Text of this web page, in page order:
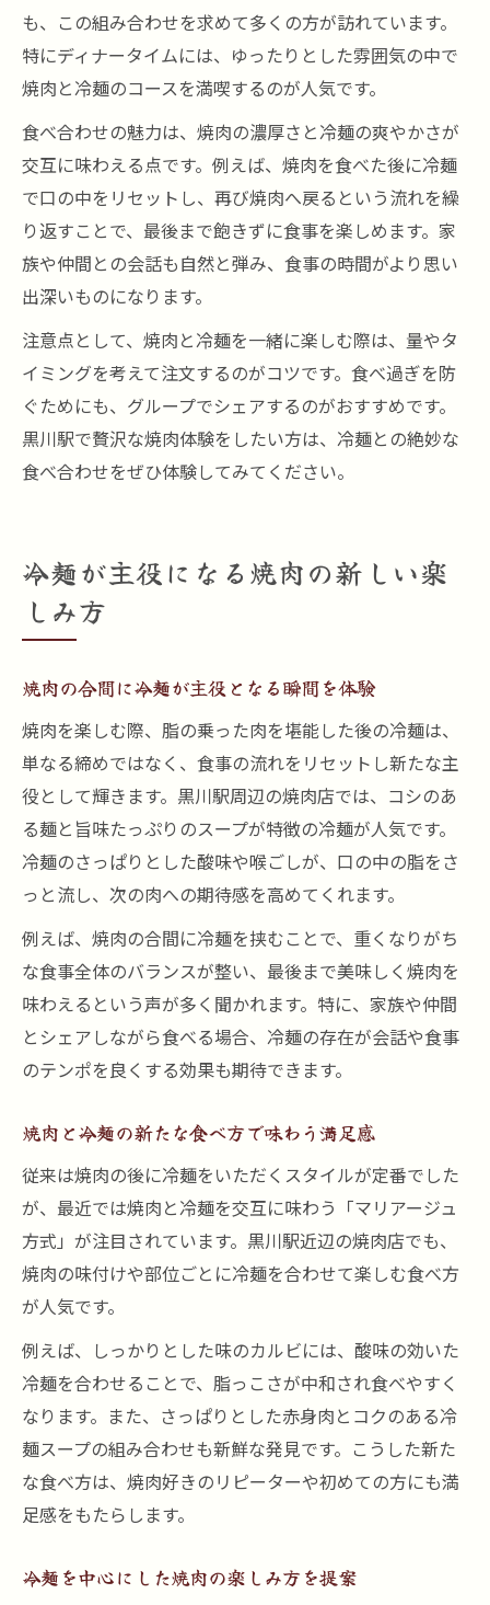
も、この組み合わせを求めて多くの方が訪れています。
特にディナータイムには、ゆったりとした雰囲気の中で
焼肉と冷麺のコースを満喫するのが人気です。
食べ合わせの魅力は、焼肉の濃厚さと冷麺の爽やかさが
交互に味わえる点です。例えば、焼肉を食べた後に冷麺
で口の中をリセットし、再び焼肉へ戻るという流れを繰
り返すことで、最後まで飽きずに食事を楽しめます。家
族や仲間との会話も自然と弾み、食事の時間がより思い
出深いものになります。
注意点として、焼肉と冷麺を一緒に楽しむ際は、量やタ
イミングを考えて注文するのがコツです。食べ過ぎを防
ぐためにも、グループでシェアするのがおすすめです。
黒川駅で贅沢な焼肉体験をしたい方は、冷麺との絶妙な
食べ合わせをぜひ体験してみてください。
冷麺が主役になる焼肉の新しい楽
しみ方
焼肉の合間に冷麺が主役となる瞬間を体験
焼肉を楽しむ際、脂の乗った肉を堪能した後の冷麺は、
単なる締めではなく、食事の流れをリセットし新たな主
役として輝きます。黒川駅周辺の焼肉店では、コシのあ
る麺と旨味たっぷりのスープが特徴の冷麺が人気です。
冷麺のさっぱりとした酸味や喉ごしが、口の中の脂をさ
っと流し、次の肉への期待感を高めてくれます。
例えば、焼肉の合間に冷麺を挟むことで、重くなりがち
な食事全体のバランスが整い、最後まで美味しく焼肉を
味わえるという声が多く聞かれます。特に、家族や仲間
とシェアしながら食べる場合、冷麺の存在が会話や食事
のテンポを良くする効果も期待できます。
焼肉と冷麺の新たな食べ方で味わう満足感
従来は焼肉の後に冷麺をいただくスタイルが定番でした
が、最近では焼肉と冷麺を交互に味わう「マリアージュ
方式」が注目されています。黒川駅近辺の焼肉店でも、
焼肉の味付けや部位ごとに冷麺を合わせて楽しむ食べ方
が人気です。
例えば、しっかりとした味のカルビには、酸味の効いた
冷麺を合わせることで、脂っこさが中和され食べやすく
なります。また、さっぱりとした赤身肉とコクのある冷
麺スープの組み合わせも新鮮な発見です。こうした新た
な食べ方は、焼肉好きのリピーターや初めての方にも満
足感をもたらします。
冷麺を中心にした焼肉の楽しみ方を提案